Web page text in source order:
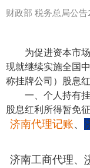
财政部 税务总局公
为促进资本市场
现就继续实施全国
称挂牌公司）股息
一、个人持有挂
股息红利所得暂免
济南代理记账、
济南工商代理、